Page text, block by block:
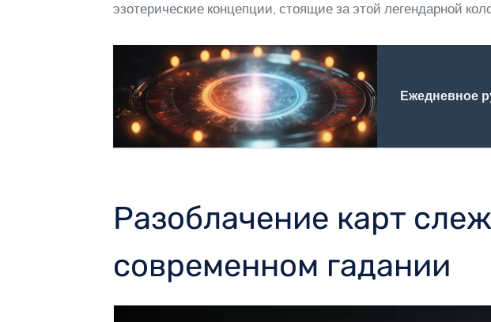
эзотерические концепции, стоящие за этой легендарной
Ежедневное
Разоблачение карт
современном гадании